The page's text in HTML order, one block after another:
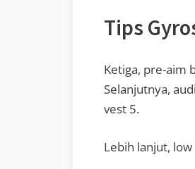
Tips
Ketiga, pre-aim
Selanjutnya,
vest 5.
Lebih lanjut,